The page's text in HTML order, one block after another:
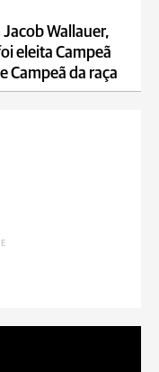
Wallauer,
eleita Campeã
Campeã da raça